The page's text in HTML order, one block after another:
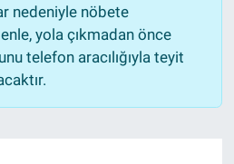
nedeniyle nöbete
yola çıkmadan önce
telefon aracılığıyla teyit